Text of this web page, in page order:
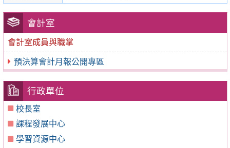
會計室
會計室成員與職掌
預決算會計月報公開專區
行政單位
校長室
課程發展中心
學習資源中心